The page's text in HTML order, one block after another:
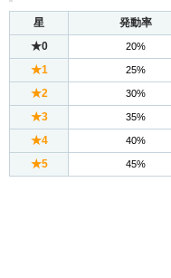
星 発動率
★0
20%
★1 25%
★2 30%
★3 35%
★4 40%
★5 45%